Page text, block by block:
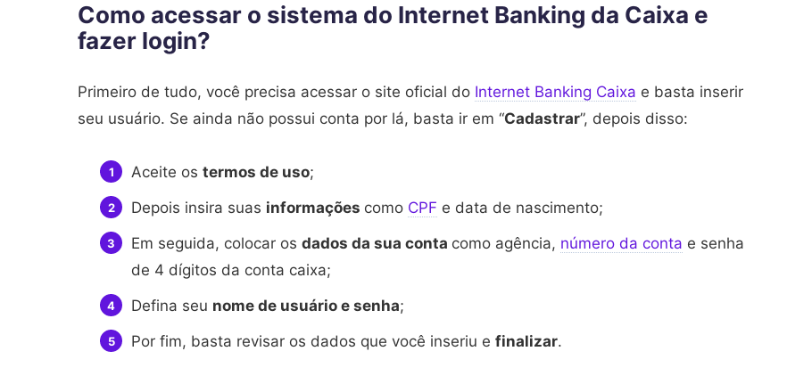
Como acessar o sistema do Internet Banking da Caixa e
fazer login?
Primeiro de tudo, você precisa acessar o site oficial do Internet Banking Caixa e basta inserir
seu usuário. Se ainda não possui conta por lá, basta ir em “Cadastrar”, depois disso:
Aceite os termos de uso;
Depois insira suas informações como CPF e data de nascimento;
Em seguida, colocar os dados da sua conta como agência, número da conta e senha
de 4 dígitos da conta caixa;
Defina seu nome de usuário e senha;
Por fim, basta revisar os dados que você inseriu e finalizar.